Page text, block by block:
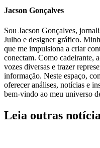
Jacson Gonçalves
Sou Jacson Gonçalves,
Julho e designer gráfico.
que me impulsiona a criar
conectam. Como cadeirante,
vozes diversas e trazer
informação. Neste espaço,
oferecer análises, notícias e
bem-vindo ao meu universo
Leia outras